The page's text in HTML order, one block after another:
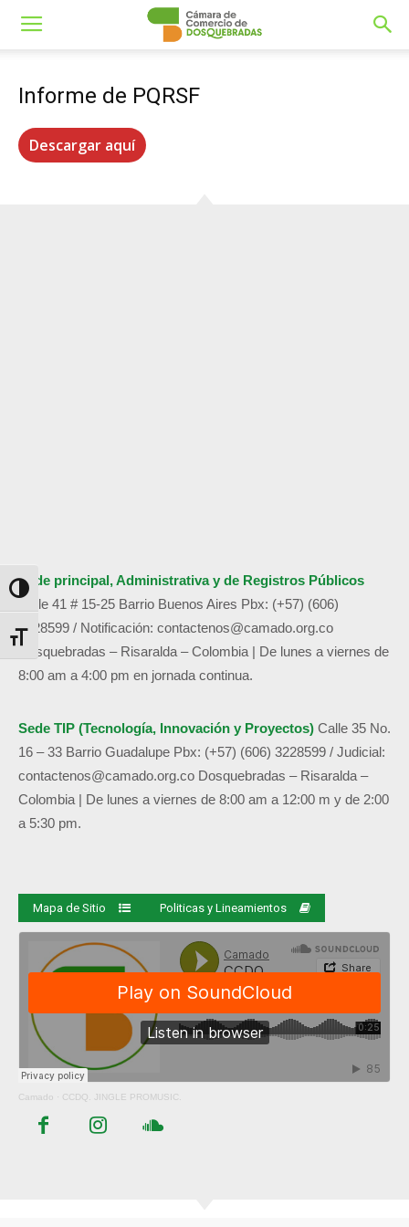
Alternar alto contraste
Alternar tamaño de letra
Informe de PQRSF
Descargar aquí
Sede principal, Administrativa y de Registros Públicos
Calle 41 # 15-25 Barrio Buenos Aires Pbx: (+57) (606)
3228599 / Notificación: contactenos@camado.org.co
Dosquebradas – Risaralda – Colombia | De lunes a viernes de
8:00 am a 4:00 pm en jornada continua.
Sede TIP (Tecnología, Innovación y Proyectos) Calle 35 No.
16 – 33 Barrio Guadalupe Pbx: (+57) (606) 3228599 / Judicial:
contactenos@camado.org.co Dosquebradas – Risaralda –
Colombia | De lunes a viernes de 8:00 am a 12:00 m y de 2:00
a 5:30 pm.
Mapa de Sitio Politicas y Lineamientos
Camado · CCDQ. JINGLE PROMUSIC.